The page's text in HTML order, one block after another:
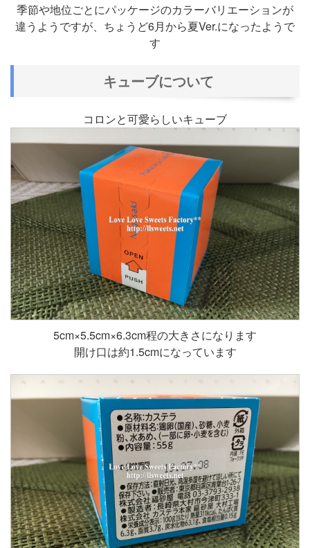
季節や地位ごとにパッケージのカラーバリエーションが
違うようですが、ちょうど6月から夏Ver.になったようで
す
キューブについて
コロンと可愛らしいキューブ
5cm×5.5cm×6.3cm程の大きさになります
開け口は約1.5cmになっています